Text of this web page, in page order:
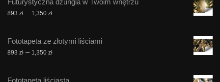
893 zł – 1,350 złZakres
893 zł
do
Fototapeta ze złotymi liściami
893 zł – 1,350 złZakres
Fototapeta liściasta